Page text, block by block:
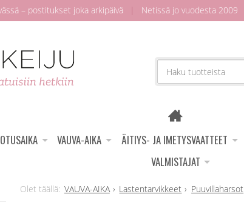
– postitukset joka arkipäivä | Netissä jo vuodesta 2009
VAUVA-AIKA ÄITIYS- JA IMETYSVAATTEET
VALMISTAJAT
VAUVA-AIKA Lastentarvikkeet Puuvillaharsot